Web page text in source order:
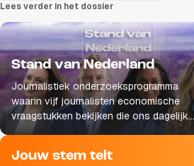
Lees verder in het dossier
Stand van Nederland
Journalistiek onderzoeksprogramma
waarin vijf journalisten economische
vraagstukken bekijken die ons dagelijks
leven raken.
Jouw stem telt